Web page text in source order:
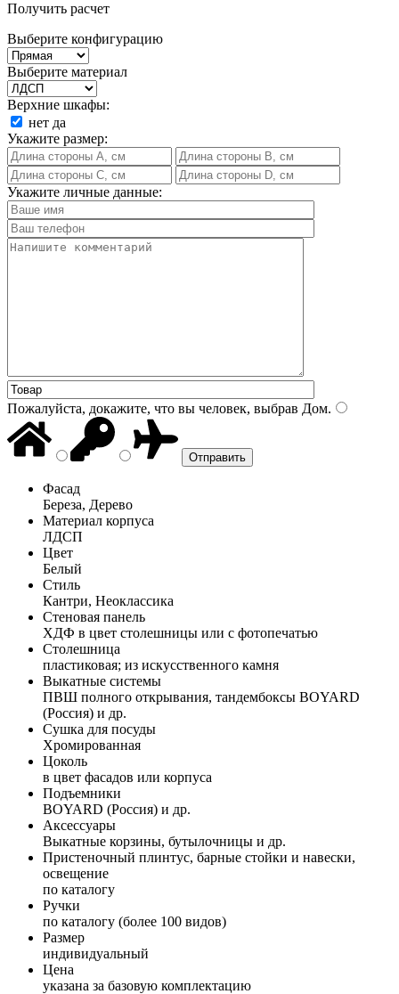
Получить расчет
Выберите конфигурацию
Выберите материал
Верхние шкафы:
нет да
Укажите размер:
Укажите личные данные:
Пожалуйста, докажите, что вы человек, выбрав Дом.
Фасад
Береза, Дерево
Материал корпуса
ЛДСП
Цвет
Белый
Стиль
Кантри, Неоклассика
Стеновая панель
ХДФ в цвет столешницы или с фотопечатью
Столешница
пластиковая; из искусственного камня
Выкатные системы
ПВШ полного открывания, тандембоксы BOYARD
(Россия) и др.
Сушка для посуды
Хромированная
Цоколь
в цвет фасадов или корпуса
Подъемники
BOYARD (Россия) и др.
Аксессуары
Выкатные корзины, бутылочницы и др.
Пристеночный плинтус, барные стойки и навески,
освещение
по каталогу
Ручки
по каталогу (более 100 видов)
Размер
индивидуальный
Цена
указана за базовую комплектацию